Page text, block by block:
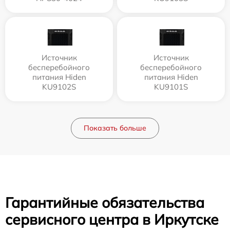
Источник
бесперебойного
питания Hiden
KU9102S
Источник
бесперебойного
питания Hiden
KU9101S
Показать больше
Гарантийные обязательства
сервисного центра в Иркутске